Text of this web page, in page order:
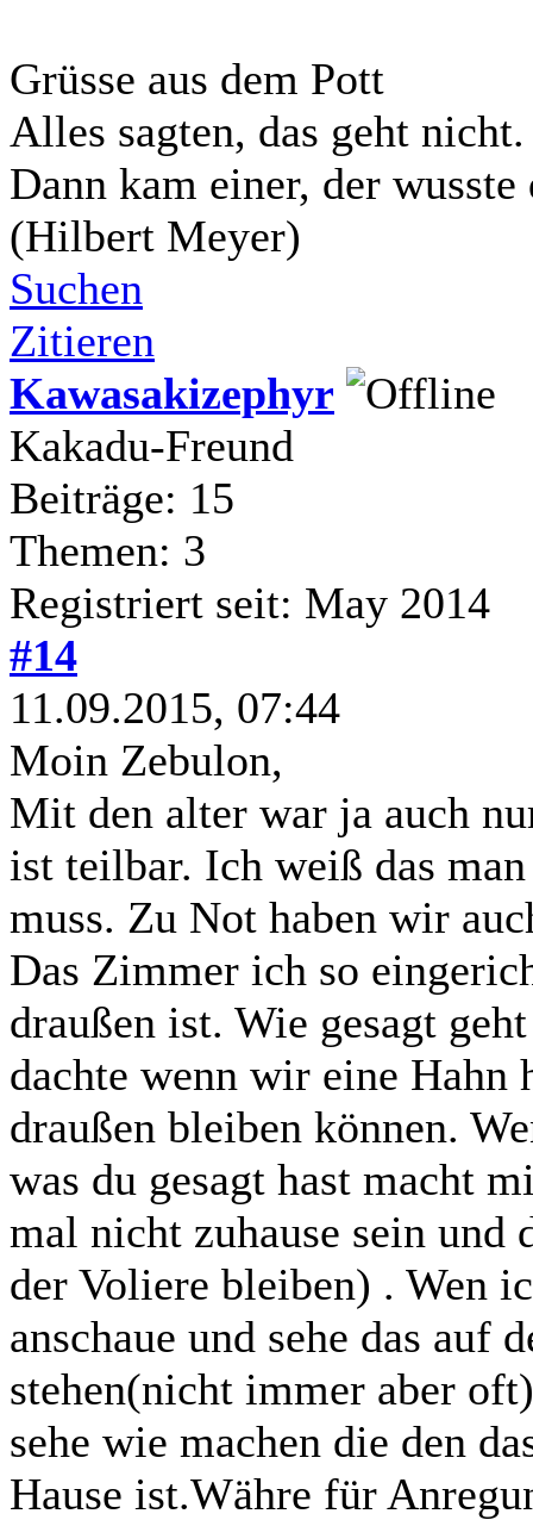
Grüsse aus dem Pott
Alles sagten, das geht nicht.
Dann kam einer, der
(Hilbert Meyer)
Suchen
Zitieren
Kawasakizephyr
Kakadu-Freund
Beiträge: 15
Themen: 3
Registriert seit: May 2014
#14
11.09.2015, 07:44
Moin Zebulon,
Mit den alter war ja auch
ist teilbar. Ich weiß das
muss. Zu Not haben wir
Das Zimmer ich so
draußen ist. Wie gesagt
dachte wenn wir eine Hahn
draußen bleiben können.
was du gesagt hast macht
mal nicht zuhause sein und
der Voliere bleiben) . Wen
anschaue und sehe das
stehen(nicht immer aber
sehe wie machen die den
Hause ist.Währe für